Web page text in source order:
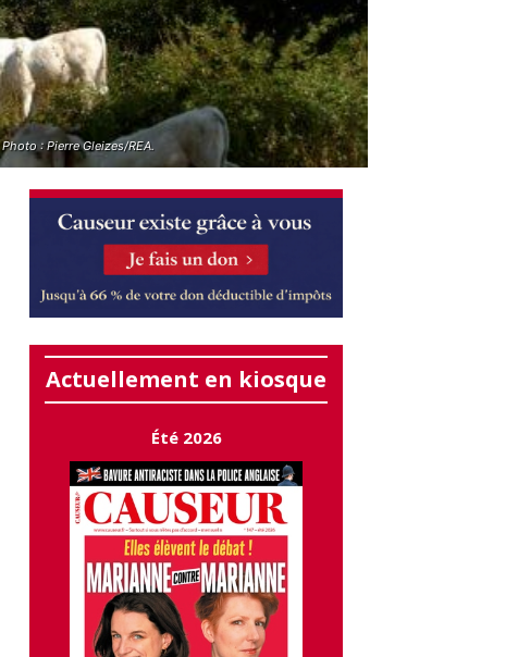
Photo : Pierre Gleizes/REA.
Actuellement en kiosque
Été 2026